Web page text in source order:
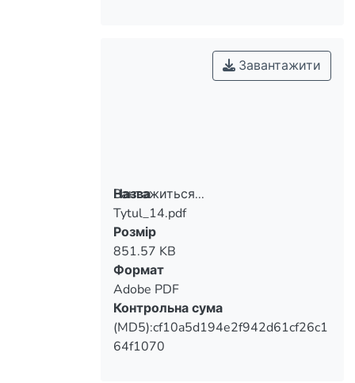
Вантажиться...
Вантажиться...
Завантажити
Назва
Tytul_14.pdf
Розмір
851.57 KB
Формат
Adobe PDF
Контрольна сума
(MD5):cf10a5d194e2f942d61cf26c1
64f1070